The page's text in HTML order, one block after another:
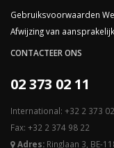
Gebruiksvoorwaarden
Afwijzing van
CONTACTEER ONS
02 373 02 11
International: +32 2 373
Fax: +32 2 374 98 22
Adres: Ringlaan 3, BE-